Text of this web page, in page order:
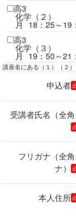
高3
化学（２）
月 18：25～19
高3
化学（３）
月 19：50～21
講座名にある（１）（２
申込者
受講者氏名（全角
フリガナ（全
ナ）
本人住所